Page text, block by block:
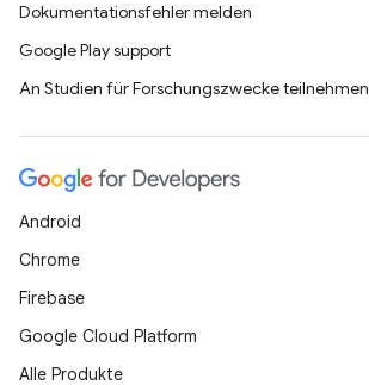
Dokumentationsfehler melden
Google Play support
An Studien für Forschungszwecke teilnehmen
Android
Chrome
Firebase
Google Cloud Platform
Alle Produkte